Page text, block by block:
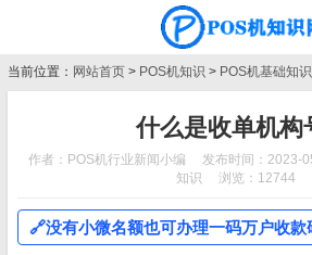
当前位置： 网站首页 > POS机知识 > POS机基础知识
什么是收单机构
作者：POS机行业新闻小编 发布时间：2023-
知识
浏览：12744
🔗没有小微名额也可办理一码万户收款